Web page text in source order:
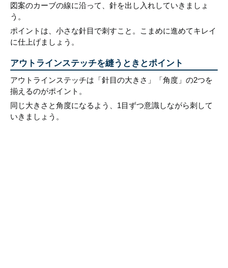
図案のカーブの線に沿って、針を出し入れしていきましょ
う。
ポイントは、小さな針目で刺すこと。こまめに進めてキレイ
に仕上げましょう。
アウトラインステッチを縫うときとポイント
アウトラインステッチは「針目の大きさ」「角度」の2つを
揃えるのがポイント。
同じ大きさと角度になるよう、1目ずつ意識しながら刺して
いきましょう。